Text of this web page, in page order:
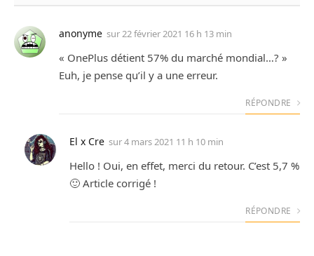
anonyme sur22 février 2021 16 h 13 min
« OnePlus détient 57% du marché mondial…? »
Euh, je pense qu’il y a une erreur.
RÉPONDRE
El x Cre sur4 mars 2021 11 h 10 min
Hello ! Oui, en effet, merci du retour. C’est 5,7 %
🙂 Article corrigé !
RÉPONDRE